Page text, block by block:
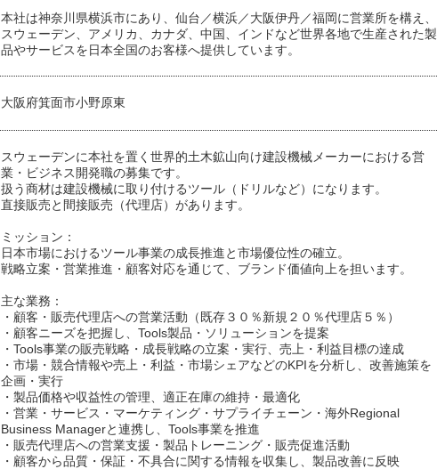
本社は神奈川県横浜市にあり、仙台／横浜／大阪伊丹／福岡に営業所を構え、
スウェーデン、アメリカ、カナダ、中国、インドなど世界各地で生産された製
品やサービスを日本全国のお客様へ提供しています。
大阪府箕面市小野原東
スウェーデンに本社を置く世界的土木鉱山向け建設機械メーカーにおける営
業・ビジネス開発職の募集です。
扱う商材は建設機械に取り付けるツール（ドリルなど）になります。
直接販売と間接販売（代理店）があります。
ミッション：
日本市場におけるツール事業の成長推進と市場優位性の確立。
戦略立案・営業推進・顧客対応を通じて、ブランド価値向上を担います。
主な業務：
・顧客・販売代理店への営業活動（既存３０％新規２０％代理店５％）
・顧客ニーズを把握し、Tools製品・ソリューションを提案
・Tools事業の販売戦略・成長戦略の立案・実行、売上・利益目標の達成
・市場・競合情報や売上・利益・市場シェアなどのKPIを分析し、改善施策を
企画・実行
・製品価格や収益性の管理、適正在庫の維持・最適化
・営業・サービス・マーケティング・サプライチェーン・海外Regional
Business Managerと連携し、Tools事業を推進
・販売代理店への営業支援・製品トレーニング・販売促進活動
・顧客から品質・保証・不具合に関する情報を収集し、製品改善に反映